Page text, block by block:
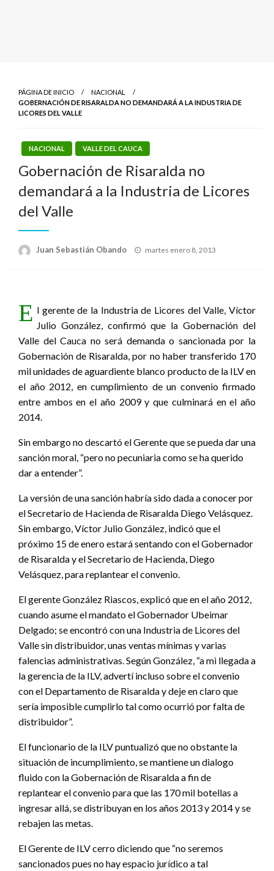
PÁGINA DE INICIO
NACIONAL
GOBERNACIÓN DE RISARALDA NO DEMANDARÁ A LA INDUSTRIA DE
LICORES DEL VALLE
NACIONAL VALLE DEL CAUCA
Gobernación de Risaralda no
demandará a la Industria de Licores
del Valle
Juan Sebastián Obando
Publicado
martes enero 8, 2013
E l gerente de la Industria de Licores del Valle, Víctor
Julio González, confirmó que la Gobernación del
Valle del Cauca no será demanda o sancionada por la
Gobernación de Risaralda, por no haber transferido 170
mil unidades de aguardiente blanco producto de la ILV en
el año 2012, en cumplimiento de un convenio firmado
entre ambos en el año 2009 y que culminará en el año
2014.
Sin embargo no descartó el Gerente que se pueda dar una
sanción moral, “pero no pecuniaria como se ha querido
dar a entender”.
La versión de una sanción habría sido dada a conocer por
el Secretario de Hacienda de Risaralda Diego Velásquez.
Sin embargo, Víctor Julio González, indicó que el
próximo 15 de enero estará sentando con el Gobernador
de Risaralda y el Secretario de Hacienda, Diego
Velásquez, para replantear el convenio.
El gerente González Riascos, explicó que en el año 2012,
cuando asume el mandato el Gobernador Ubeimar
Delgado; se encontró con una Industria de Licores del
Valle sin distribuidor, unas ventas mínimas y varias
falencias administrativas. Según González, “a mi llegada a
la gerencia de la ILV, advertí incluso sobre el convenio
con el Departamento de Risaralda y deje en claro que
sería imposible cumplirlo tal como ocurrió por falta de
distribuidor”.
El funcionario de la ILV puntualizó que no obstante la
situación de incumplimiento, se mantiene un dialogo
fluido con la Gobernación de Risaralda a fin de
replantear el convenio para que las 170 mil botellas a
ingresar allá, se distribuyan en los años 2013 y 2014 y se
rebajen las metas.
El Gerente de ILV cerro diciendo que “no seremos
sancionados pues no hay espacio jurídico a tal